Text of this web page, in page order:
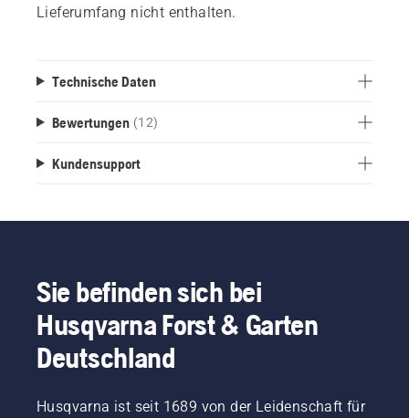
Lieferumfang nicht enthalten.
Technische Daten
Bewertungen (12)
Kundensupport
Sie befinden sich bei
Husqvarna Forst & Garten
Deutschland
Husqvarna ist seit 1689 von der Leidenschaft für